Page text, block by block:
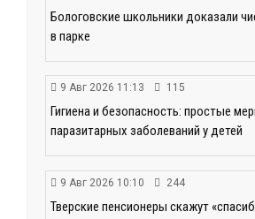
Бологовские школьники доказали
в парке
9 Авг 2026 11:13 115
Гигиена и безопасность: простые
паразитарных заболеваний у детей
9 Авг 2026 10:10 244
Тверские пенсионеры скажут